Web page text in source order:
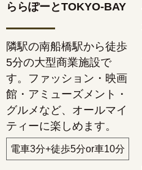
ららぽーとTOKYO-BAY
隣駅の南船橋駅から徒歩
5分の大型商業施設で
す。ファッション・映画
館・アミューズメント・
グルメなど、オールマイ
ティーに楽しめます。
電車3分+徒歩5分or車10分